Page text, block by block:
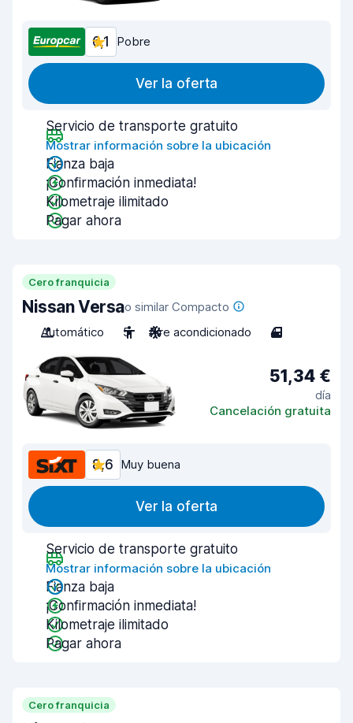
6,1 Pobre
Ver la oferta
Servicio de transporte gratuito
Mostrar información sobre la ubicación
Fianza baja
¡Confirmación inmediata!
Kilometraje ilimitado
Pagar ahora
Cero franquicia
Nissan Versao similar Compacto
Automático
5 Aire acondicionado 4
51,34 €
día
Cancelación gratuita
8,6 Muy buena
Ver la oferta
Servicio de transporte gratuito
Mostrar información sobre la ubicación
Fianza baja
¡Confirmación inmediata!
Kilometraje ilimitado
Pagar ahora
Cero franquicia